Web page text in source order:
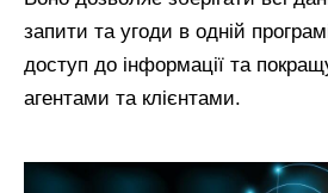
запити та угоди в одній
доступ до інформації та
агентами та клієнтами.